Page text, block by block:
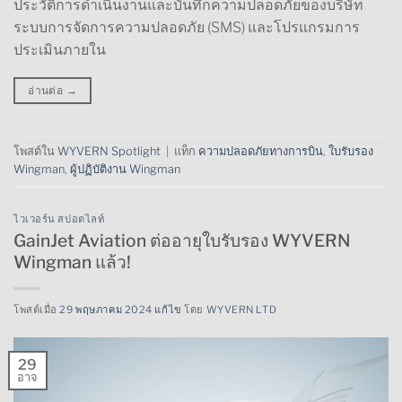
ประวัติการดำเนินงานและบันทึกความปลอดภัยของบริษัท
ระบบการจัดการความปลอดภัย (SMS) และโปรแกรมการ
ประเมินภายใน
อ่านต่อ →
โพสต์ใน WYVERN Spotlight แท็ก ความปลอดภัยทางการบิน, ใบรับรอง
Wingman, ผู้ปฏิบัติงาน Wingman
ไวเวอร์น สปอตไลท์
GainJet Aviation ต่ออายุใบรับรอง WYVERN
Wingman แล้ว!
โพสต์เมื่อ 29 พฤษภาคม 2024 แก้ไข โดย WYVERN LTD
29
อาจ